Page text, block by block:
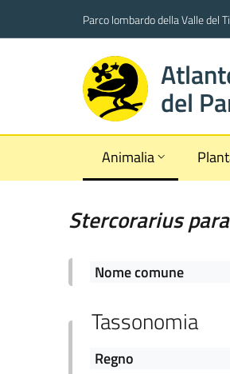
Parco lombardo della Valle del
del
Animalia
Stercorarius
Nome comune
Tassonomia
Regno